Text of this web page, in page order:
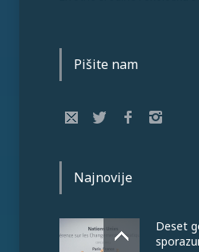
Pišite nam
Najnovije
Deset